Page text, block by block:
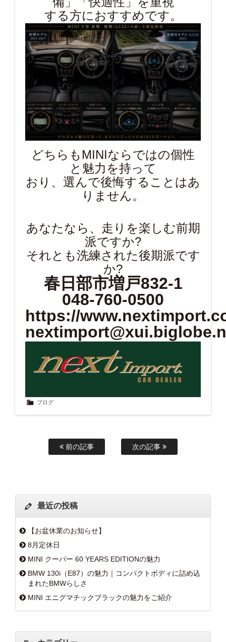
する方におすすめです。
どちらもMINIならではの個性
と魅力を持って
おり、選んで後悔することはあ
りません。
あなたなら、走りを楽しむ前期
派ですか?
それとも洗練された後期派です
か?
春日部市増戸832-1
048-760-0500
https://
ブログ
前の記事 次の記事
最近の投稿
【お盆休業のお知らせ】
8月定休日
MINI クーパー 60 YEARS EDITIONの魅力
BMW 130i（E87）の魅力｜コンパクトボディに詰め込
まれたBMWらしさ
MINI エニグマチックブラックの魅力をご紹介